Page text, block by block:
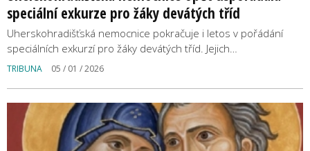
speciální exkurze pro žáky devátých tříd
Uherskohradišťská nemocnice pokračuje i letos v pořádání
speciálních exkurzí pro žáky devátých tříd. Jejich…
TRIBUNA 05 / 01 / 2026